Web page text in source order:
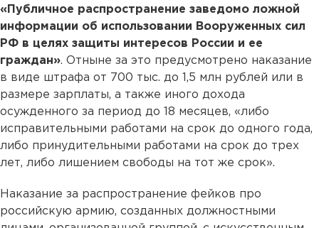
«Публичное распространение заведомо ложной
информации об использовании Вооруженных сил
РФ в целях защиты интересов России и ее
граждан». Отныне за это предусмотрено наказание
в виде штрафа от 700 тыс. до 1,5 млн рублей или в
размере зарплаты, а также иного дохода
осужденного за период до 18 месяцев, «либо
исправительными работами на срок до одного года,
либо принудительными работами на срок до трех
лет, либо лишением свободы на тот же срок».
Наказание за распространение фейков про
российскую армию, созданных должностными